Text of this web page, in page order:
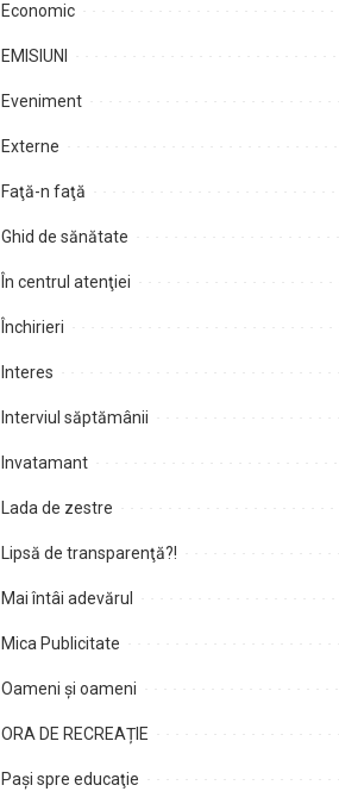
Economic
EMISIUNI
Eveniment
Externe
Faţă-n faţă
Ghid de sănătate
În centrul atenţiei
Închirieri
Interes
Interviul săptămânii
Invatamant
Lada de zestre
Lipsă de transparenţă?!
Mai întâi adevărul
Mica Publicitate
Oameni şi oameni
ORA DE RECREAȚIE
Paşi spre educaţie